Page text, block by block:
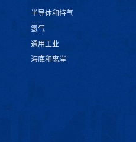
半导体和特气
氢气
通用工业
海底和离岸